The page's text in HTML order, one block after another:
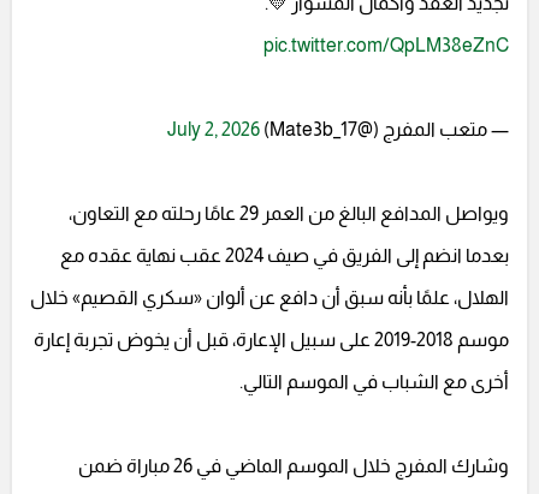
pic.twitter.com/QpLM38eZnC
— متعب المفرج (@Mate3b_17) July 2, 2026
ويواصل المدافع البالغ من العمر 29 عامًا رحلته مع التعاون،
بعدما انضم إلى الفريق في صيف 2024 عقب نهاية عقده مع
الهلال، علمًا بأنه سبق أن دافع عن ألوان «سكري القصيم» خلال
موسم 2018-2019 على سبيل الإعارة، قبل أن يخوض تجربة إعارة
أخرى مع الشباب في الموسم التالي.
وشارك المفرج خلال الموسم الماضي في 26 مباراة ضمن